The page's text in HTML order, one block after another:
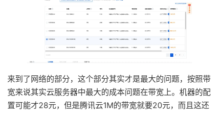
来到了网络的部分，这个部分其实才是最大的问题，按照带
宽来说其实云服务器中最大的成本问题在带宽上。机器的配
置可能才28元，但是腾讯云1M的带宽就要20元，而且这还